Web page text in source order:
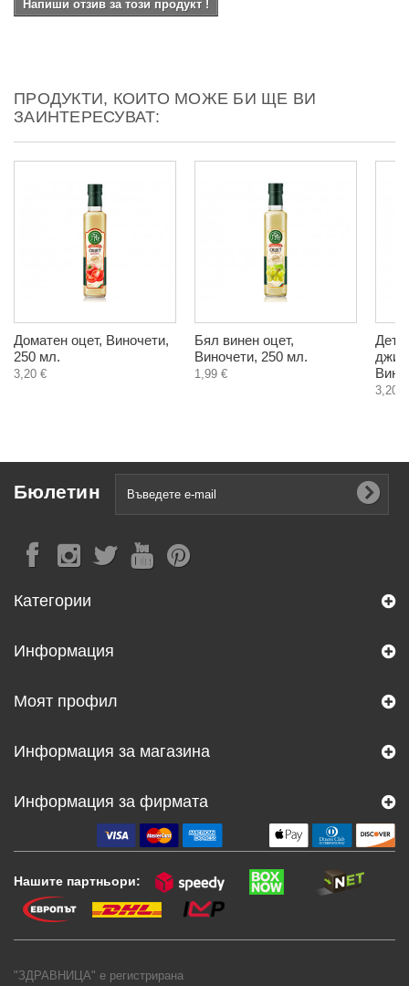
Напиши отзив за този продукт !
ПРОДУКТИ, КОИТО МОЖЕ БИ ЩЕ ВИ
ЗАИНТЕРЕСУВАТ:
Доматен оцет, Виночети,
250 мл.
3,20 €
Бял винен оцет,
Виночети, 250 мл.
1,99 €
3,20 €
Бюлетин
Категории
Информация
Моят профил
Информация за магазина
Информация за фирмата
Нашите партньори:
"ЗДРАВНИЦА" е регистрирана